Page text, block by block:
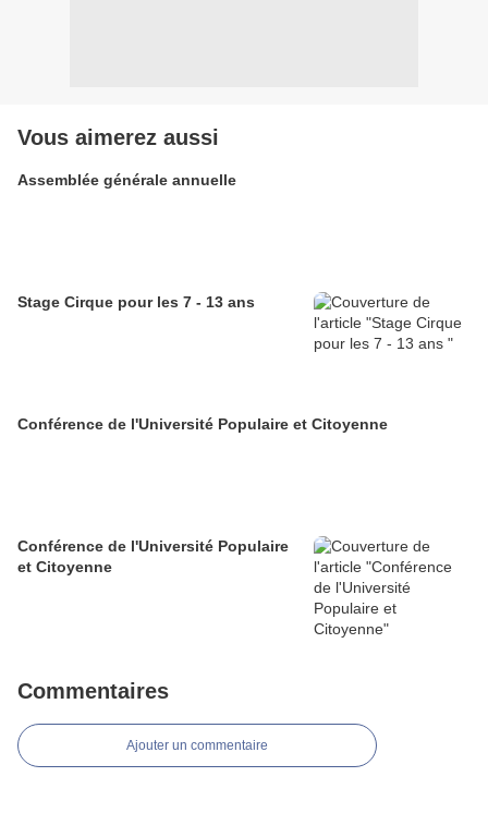
Vous aimerez aussi
Assemblée générale annuelle
Stage Cirque pour les 7 - 13 ans
Conférence de l'Université Populaire et Citoyenne
Conférence de l'Université Populaire
et Citoyenne
Commentaires
Ajouter un commentaire